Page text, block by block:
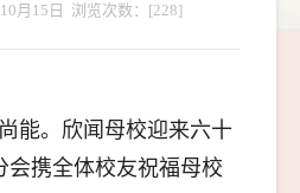
月15日 浏览次数：[228]
能。欣闻母校迎来六十
会携全体校友祝福母校